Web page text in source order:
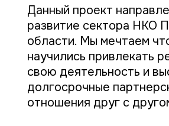
Данный проект
развитие сектора НКО
области. Мы мечтаем
научились привлекать
свою деятельность и
долгосрочные
отношения друг с